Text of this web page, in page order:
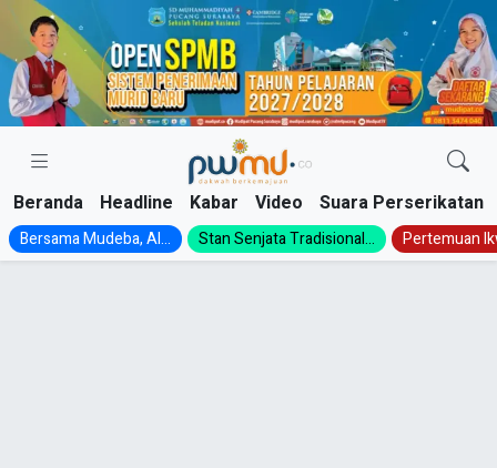
Skip
content
Beranda Headline Kabar Video Suara Perserikatan
Bersama Mudeba, Al... Stan Senjata Tradisional... Pertemuan